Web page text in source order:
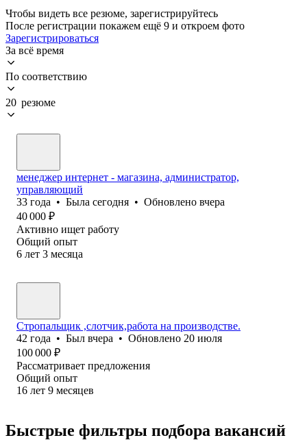
Чтобы видеть все резюме, зарегистрируйтесь
После регистрации покажем ещё 9 и откроем фото
Зарегистрироваться
За всё время
По соответствию
20 резюме
менеджер интернет - магазина, администратор,
управляющий
33 года • Была сегодня • Обновлено вчера
40 000 ₽
Активно ищет работу
Общий опыт
6 лет 3 месяца
Стропальщик ,слотчик,работа на производстве.
42 года • Был вчера • Обновлено 20 июля
100 000 ₽
Рассматривает предложения
Общий опыт
16 лет 9 месяцев
Быстрые фильтры подбора вакансий